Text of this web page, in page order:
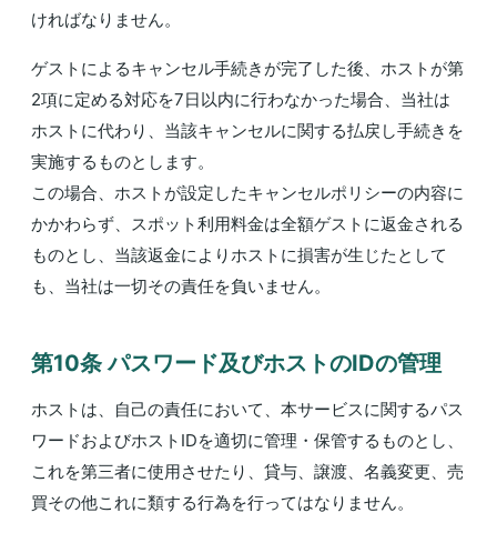
ければなりません。
ゲストによるキャンセル手続きが完了した後、ホストが第
2項に定める対応を7日以内に行わなかった場合、当社は
ホストに代わり、当該キャンセルに関する払戻し手続きを
実施するものとします。
この場合、ホストが設定したキャンセルポリシーの内容に
かかわらず、スポット利用料金は全額ゲストに返金される
ものとし、当該返金によりホストに損害が生じたとして
も、当社は一切その責任を負いません。
第10条 パスワード及びホストのIDの管理
ホストは、自己の責任において、本サービスに関するパス
ワードおよびホストIDを適切に管理・保管するものとし、
これを第三者に使用させたり、貸与、譲渡、名義変更、売
買その他これに類する行為を行ってはなりません。